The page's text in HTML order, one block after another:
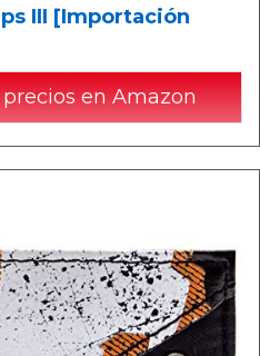
III [Importación
en Amazon